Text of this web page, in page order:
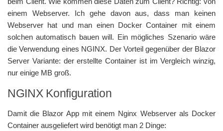
einem Webserver. Ich gehe davon aus, dass man keinen
Webserver hat und man einen Docker Container mit einem
solchen automatisch bauen will. Ein mögliches Szenario wäre
die Verwendung eines NGINX. Der Vorteil gegenüber der Blazor
Server Variante: der erstellte Container ist im Vergleich winzig,
nur einige MB groß.
NGINX Konfiguration
Damit die Blazor App mit einem Nginx Webserver als Docker
Container ausgeliefert wird benötigt man 2 Dinge: